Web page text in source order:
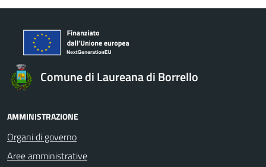
Comune di Laureana di Borrello
AMMINISTRAZIONE
Organi di governo
Aree amministrative